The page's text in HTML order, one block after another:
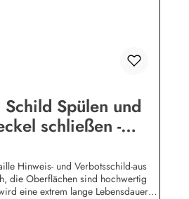
Schild Spülen und
schließen -
Hinweis- und Verbotsschild-aus
die Oberflächen sind hochwertig
eine extrem lange Lebensdauer